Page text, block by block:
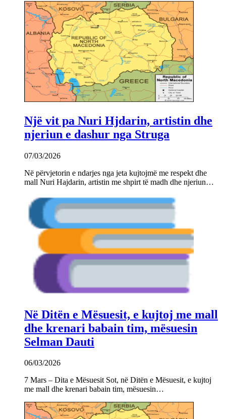
Një vit pa Nuri Hjdarin, artistin dhe
njeriun e dashur nga Struga
07/03/2026
Në përvjetorin e ndarjes nga jeta kujtojmë me respekt dhe
mall Nuri Hajdarin, artistin me shpirt të madh dhe njeriun…
Në Ditën e Mësuesit, e kujtoj me mall
dhe krenari babain tim, mësuesin
Selman Dauti
06/03/2026
7 Mars – Dita e Mësuesit Sot, në Ditën e Mësuesit, e kujtoj
me mall dhe krenari babain tim, mësuesin…